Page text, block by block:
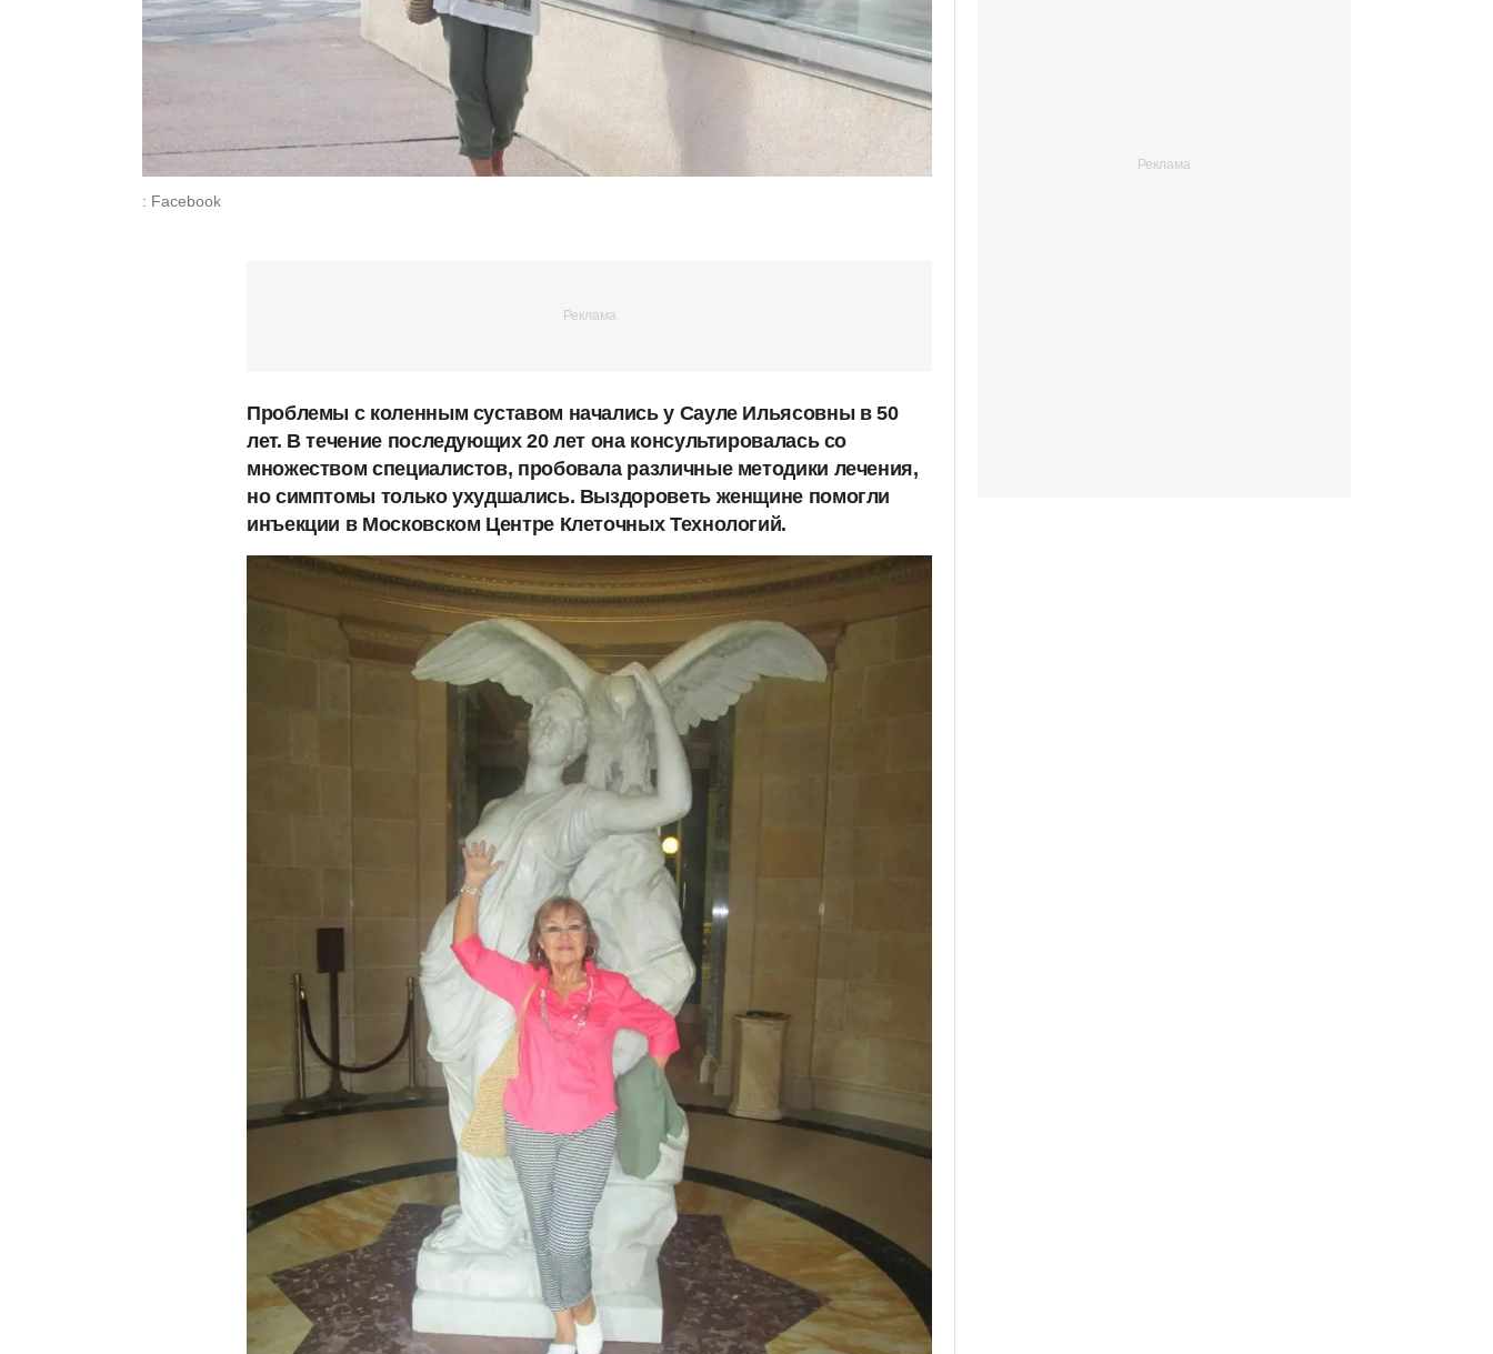
: Facebook
Проблемы с коленным суставом начались у Сауле Ильясовны в 50
лет. В течение последующих 20 лет она консультировалась со
множеством специалистов, пробовала различные методики лечения,
но симптомы только ухудшались. Выздороветь женщине помогли
инъекции в Московском Центре Клеточных Технологий.